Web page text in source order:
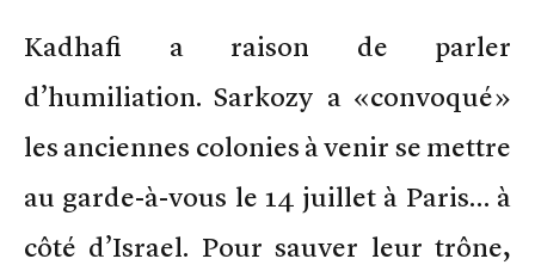
Kadhafi a raison de parler
d’humiliation. Sarkozy a «convoqué»
les anciennes colonies à venir se mettre
au garde-à-vous le 14 juillet à Paris… à
côté d’Israel. Pour sauver leur trône,